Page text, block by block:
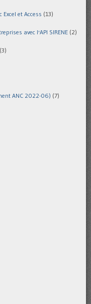
et Access (13)
avec l'API SIRENE (2)
(3)
ANC 2022-06) (7)